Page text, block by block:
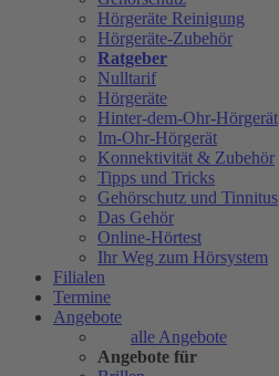
Hörgeräte Reinigung
Hörgeräte-Zubehör
Ratgeber
Nulltarif
Hörgeräte
Hinter-dem-Ohr-Hörgerät
Im-Ohr-Hörgerät
Konnektivität & Zubehör
Tipps und Tricks
Gehörschutz und Tinnitus
Das Gehör
Online-Hörtest
Ihr Weg zum Hörsystem
Filialen
Termine
Angebote
alle Angebote
Angebote für